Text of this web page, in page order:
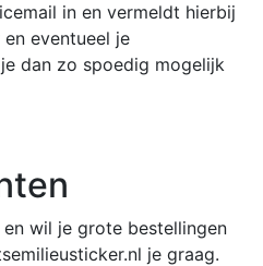
in en vermeldt hierbij
eventueel je
dan zo spoedig mogelijk
wil je grote bestellingen
je graag.